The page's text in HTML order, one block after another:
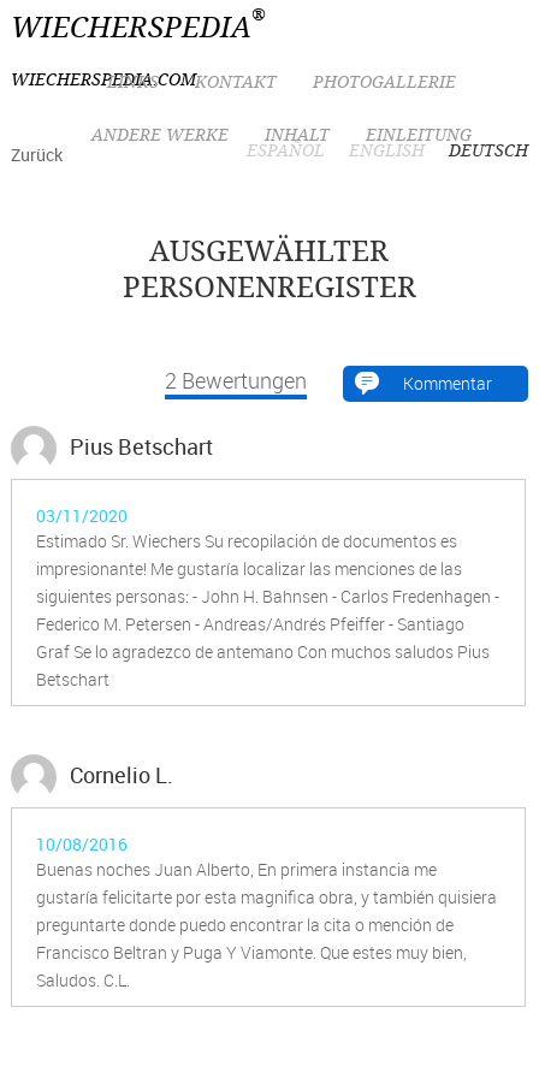
WIECHERSPEDIA®
WIECHERSPEDIA.COM
LINKS KONTAKT PHOTOGALLERIE
ANDERE WERKE INHALT EINLEITUNG
DEUTSCH
ENGLISH
ESPAÑOL
Zurück
AUSGEWÄHLTER
PERSONENREGISTER
Kommentar
2 Bewertungen
Pius Betschart
03/11/2020
Estimado Sr. Wiechers Su recopilación de documentos es
impresionante! Me gustaría localizar las menciones de las
siguientes personas: - John H. Bahnsen - Carlos Fredenhagen -
Federico M. Petersen - Andreas/Andrés Pfeiffer - Santiago
Graf Se lo agradezco de antemano Con muchos saludos Pius
Betschart
Cornelio L.
10/08/2016
Buenas noches Juan Alberto, En primera instancia me
gustaría felicitarte por esta magnifica obra, y también quisiera
preguntarte donde puedo encontrar la cita o mención de
Francisco Beltran y Puga Y Viamonte. Que estes muy bien,
Saludos. C.L.